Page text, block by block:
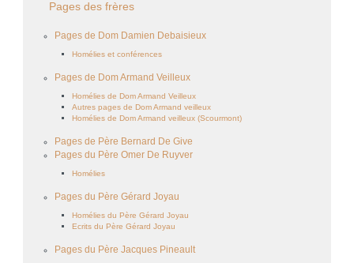
Pages des frères
Pages de Dom Damien Debaisieux
Homélies et conférences
Pages de Dom Armand Veilleux
Homélies de Dom Armand Veilleux
Autres pages de Dom Armand veilleux
Homélies de Dom Armand veilleux (Scourmont)
Pages de Père Bernard De Give
Pages du Père Omer De Ruyver
Homélies
Pages du Père Gérard Joyau
Homélies du Père Gérard Joyau
Ecrits du Père Gérard Joyau
Pages du Père Jacques Pineault